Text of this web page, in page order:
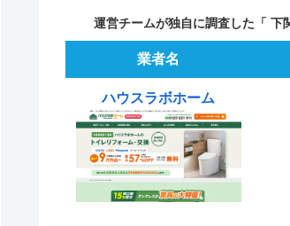
運営チームが独自に調査した「 下
業者名
ハウスラボホーム